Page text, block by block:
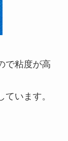
で粘度が高
ています。